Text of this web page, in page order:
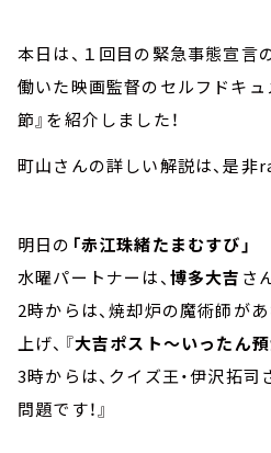
本日は、１回目の緊急事態宣言
働いた映画監督のセルフドキュ
節』を紹介しました！
町山さんの詳しい解説は、是非
明日の 「赤江珠緒たまむすび」
水曜パートナーは、博多大吉 さ
2時からは、焼却炉の魔術師が
上げ、『大吉ポスト～いったん預
3時からは、クイズ王・伊沢拓司
問題です！』